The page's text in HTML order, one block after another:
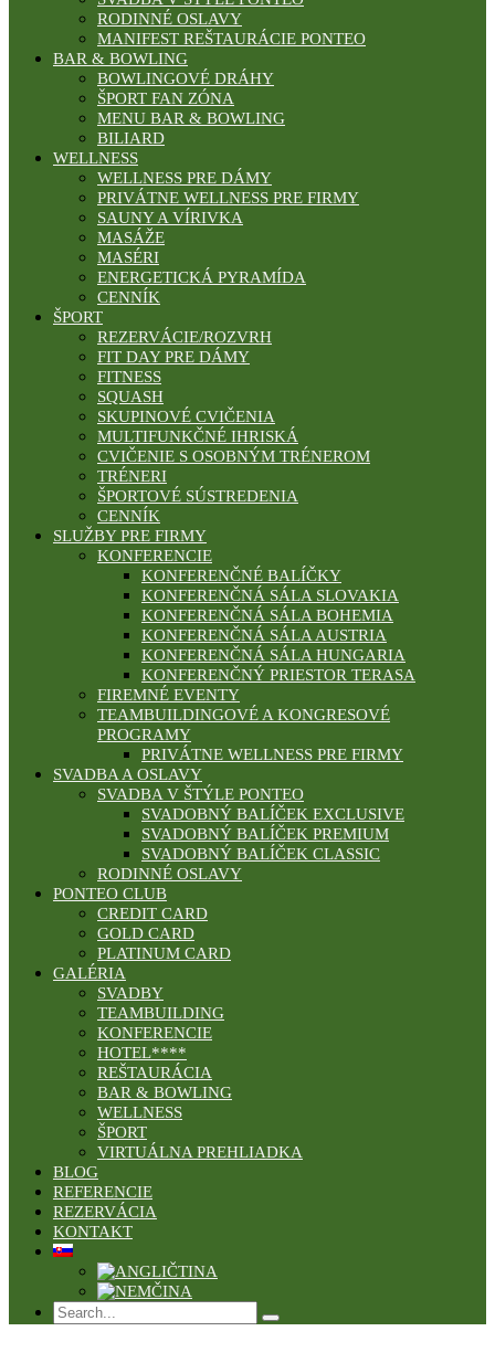
RODINNÉ OSLAVY
MANIFEST REŠTAURÁCIE PONTEO
BAR & BOWLING
BOWLINGOVÉ DRÁHY
ŠPORT FAN ZÓNA
MENU BAR & BOWLING
BILIARD
WELLNESS
WELLNESS PRE DÁMY
PRIVÁTNE WELLNESS PRE FIRMY
SAUNY A VÍRIVKA
MASÁŽE
MASÉRI
ENERGETICKÁ PYRAMÍDA
CENNÍK
ŠPORT
REZERVÁCIE/ROZVRH
FIT DAY PRE DÁMY
FITNESS
SQUASH
SKUPINOVÉ CVIČENIA
MULTIFUNKČNÉ IHRISKÁ
CVIČENIE S OSOBNÝM TRÉNEROM
TRÉNERI
ŠPORTOVÉ SÚSTREDENIA
CENNÍK
SLUŽBY PRE FIRMY
KONFERENCIE
KONFERENČNÉ BALÍČKY
KONFERENČNÁ SÁLA SLOVAKIA
KONFERENČNÁ SÁLA BOHEMIA
KONFERENČNÁ SÁLA AUSTRIA
KONFERENČNÁ SÁLA HUNGARIA
KONFERENČNÝ PRIESTOR TERASA
FIREMNÉ EVENTY
TEAMBUILDINGOVÉ A KONGRESOVÉ
PROGRAMY
PRIVÁTNE WELLNESS PRE FIRMY
SVADBA A OSLAVY
SVADBA V ŠTÝLE PONTEO
SVADOBNÝ BALÍČEK EXCLUSIVE
SVADOBNÝ BALÍČEK PREMIUM
SVADOBNÝ BALÍČEK CLASSIC
RODINNÉ OSLAVY
PONTEO CLUB
CREDIT CARD
GOLD CARD
PLATINUM CARD
GALÉRIA
SVADBY
TEAMBUILDING
KONFERENCIE
HOTEL****
REŠTAURÁCIA
BAR & BOWLING
WELLNESS
ŠPORT
VIRTUÁLNA PREHLIADKA
BLOG
REFERENCIE
REZERVÁCIA
KONTAKT